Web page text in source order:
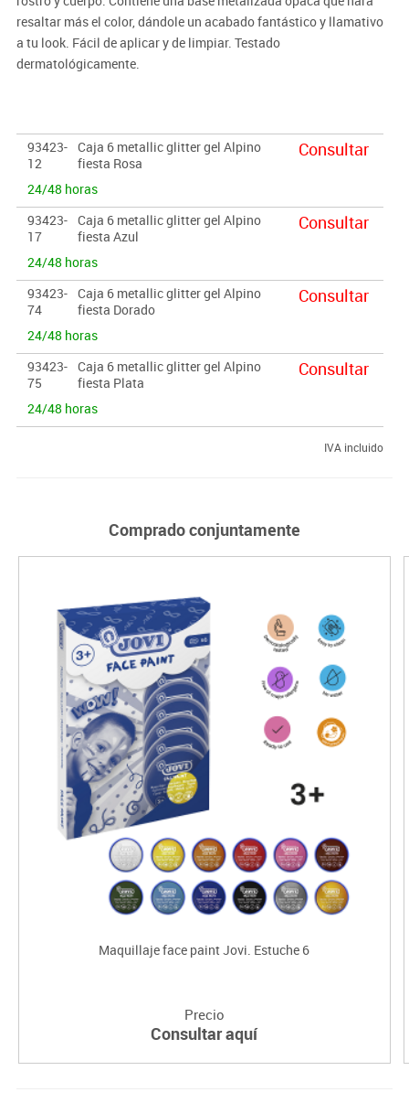
resaltar más el color, dándole un acabado fantástico y llamativo
a tu look. Fácil de aplicar y de limpiar. Testado
dermatológicamente.
93423-
12
Caja 6 metallic glitter gel Alpino
fiesta Rosa
24/48 horas
Consultar
93423-
17
Caja 6 metallic glitter gel Alpino
fiesta Azul
24/48 horas
Consultar
93423-
74
Caja 6 metallic glitter gel Alpino
fiesta Dorado
24/48 horas
Consultar
93423-
75
Caja 6 metallic glitter gel Alpino
fiesta Plata
24/48 horas
Consultar
IVA incluido
Comprado conjuntamente
Maquillaje face paint Jovi. Estuche 6
Precio
Consultar aquí